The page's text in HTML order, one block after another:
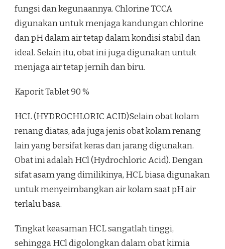
fungsi dan kegunaannya. Chlorine TCCA
digunakan untuk menjaga kandungan chlorine
dan pH dalam air tetap dalam kondisi stabil dan
ideal. Selain itu, obat ini juga digunakan untuk
menjaga air tetap jernih dan biru.
Kaporit Tablet 90 %
HCL (HYDROCHLORIC ACID)Selain obat kolam
renang diatas, ada juga jenis obat kolam renang
lain yang bersifat keras dan jarang digunakan.
Obat ini adalah HCl (Hydrochloric Acid). Dengan
sifat asam yang dimilikinya, HCL biasa digunakan
untuk menyeimbangkan air kolam saat pH air
terlalu basa.
Tingkat keasaman HCL sangatlah tinggi,
sehingga HCl digolongkan dalam obat kimia